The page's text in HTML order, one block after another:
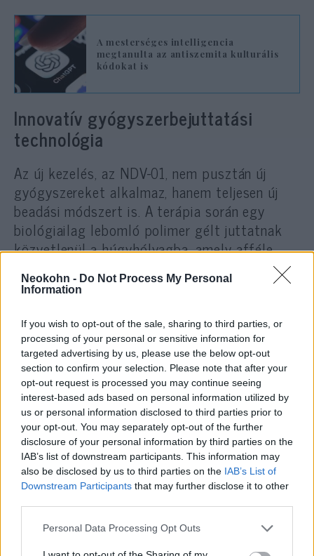
Neokohn - Do Not Process My Personal
Information
If you wish to opt-out of the sale, sharing to third parties, or
processing of your personal or sensitive information for
targeted advertising by us, please use the below opt-out
section to confirm your selection. Please note that after your
opt-out request is processed you may continue seeing
interest-based ads based on personal information utilized by
us or personal information disclosed to third parties prior to
your opt-out. You may separately opt-out of the further
disclosure of your personal information by third parties on the
IAB’s list of downstream participants. This information may
also be disclosed by us to third parties on the IAB’s List of
Downstream Participants that may further disclose it to other
Please note that this website/app uses one or more Google
Personal Data Processing Opt Outs
A mesterséges intelligencia
megtanulta az antiszemita kulturális
kódokat is
Innovatív gyógyszerbejuttatási
technológia
Az új kezelés, az NDV-01, nem pusztán új
gyógyszereket alkalmaz, hanem teljesen új
beadási módszert is. A terápia során egy
biológiailag lebomló polimer gélt juttatnak
közvetlenül a húgyhólyagba, amely afféle
gyógyszerdepóként működik: 14 napon
keresztül folyamatosan szabadítja fel a két
és a Docetaxel-t.
Ez azért jelentős előrelépés, mert a
hagyományos kezeléseknél a hatóanyag
viszonylag rövid ideig érintkezik a daganatos
szövettel. Az NDV-01 ezzel szemben hosszan
fenntartja a gyógyszerek helyi
koncentrációját, így a daganat sokkal tovább
van kitéve a terápiás hatásnak.
A kutatók szerint ez egyszerre